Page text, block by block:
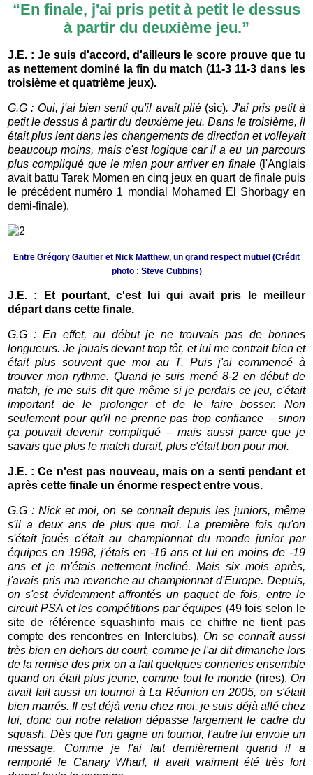
“En finale, j'ai pris petit à petit le dessus
à partir du deuxième jeu.”
J.E. : Je suis d'accord, d'ailleurs le score prouve que tu
as nettement dominé la fin du match (11-3 11-3 dans les
troisième et quatrième jeux).
G.G : Oui, j'ai bien senti qu'il avait plié (sic). J'ai pris petit à
petit le dessus à partir du deuxième jeu. Dans le troisième, il
était plus lent dans les changements de direction et volleyait
beaucoup moins, mais c'est logique car il a eu un parcours
plus compliqué que le mien pour arriver en finale (l'Anglais
avait battu Tarek Momen en cinq jeux en quart de finale puis
le précédent numéro 1 mondial Mohamed El Shorbagy en
demi-finale).
Entre Grégory Gaultier et Nick Matthew, un grand respect mutuel (Crédit
photo : Steve Cubbins)
J.E. : Et pourtant, c'est lui qui avait pris le meilleur
départ dans cette finale.
G.G : En effet, au début je ne trouvais pas de bonnes
longueurs. Je jouais devant trop tôt, et lui me contrait bien et
était plus souvent que moi au T. Puis j'ai commencé à
trouver mon rythme. Quand je suis mené 8-2 en début de
match, je me suis dit que même si je perdais ce jeu, c'était
important de le prolonger et de le faire bosser. Non
seulement pour qu'il ne prenne pas trop confiance – sinon
ça pouvait devenir compliqué – mais aussi parce que je
savais que plus le match durait, plus c'était bon pour moi.
J.E. : Ce n'est pas nouveau, mais on a senti pendant et
après cette finale un énorme respect entre vous.
G.G : Nick et moi, on se connaît depuis les juniors, même
s'il a deux ans de plus que moi. La première fois qu'on
s'était joués c'était au championnat du monde junior par
équipes en 1998, j'étais en -16 ans et lui en moins de -19
ans et je m'étais nettement incliné. Mais six mois après,
j'avais pris ma revanche au championnat d'Europe. Depuis,
on s'est évidemment affrontés un paquet de fois, entre le
circuit PSA et les compétitions par équipes(49 fois selon le
site de référence squashinfo mais ce chiffre ne tient pas
compte des rencontres en Interclubs). On se connaît aussi
très bien en dehors du court, comme je l'ai dit dimanche lors
de la remise des prix on a fait quelques conneries ensemble
quand on était plus jeune, comme tout le monde (rires). On
avait fait aussi un tournoi à La Réunion en 2005, on s'était
bien marrés. Il est déjà venu chez moi, je suis déjà allé chez
lui, donc oui notre relation dépasse largement le cadre du
squash. Dès que l'un gagne un tournoi, l'autre lui envoie un
message. Comme je l'ai fait dernièrement quand il a
remporté le Canary Wharf, il avait vraiment été très fort